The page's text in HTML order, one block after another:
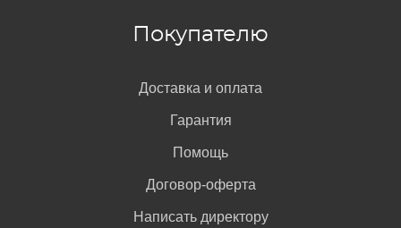
Покупателю
Доставка и оплата
Гарантия
Помощь
Договор-оферта
Написать директору